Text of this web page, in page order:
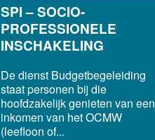
SPI – SOCIO-
PROFESSIONELE
INSCHAKELING
De dienst Budgetbegeleiding
staat personen bij die
hoofdzakelijk genieten van een
inkomen van het OCMW
(leefloon of...